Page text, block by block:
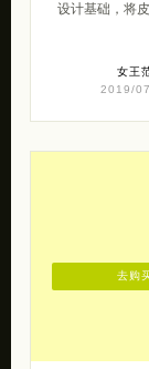
设计基础，将
女王
2019/
去购